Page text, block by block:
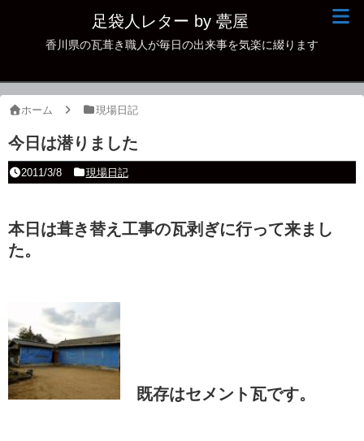
足袋人レター by 甍屋
香川県の瓦葺き職人が毎日の出来事を気楽に綴ります
ホーム 現場日記
今日は潜りました
2011/3/8 現場日記
本日は葺き替え工事の瓦剥ぎに行って来まし
た。
既存はセメント瓦です。
現場日記
古瓦
本日の一品